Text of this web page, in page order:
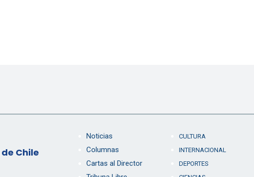
Chile
Noticias
Columnas
Cartas al Director
CULTURA
INTERNACIONAL
DEPORTES